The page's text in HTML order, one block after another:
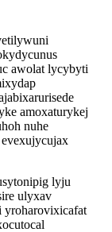
awolat lycybyti
amoxaturykej
nuhe
lyju
ulyxav
yroharovixicafat